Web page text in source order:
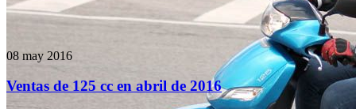
08 may 2016
Ventas de 125 cc en abril de 2016